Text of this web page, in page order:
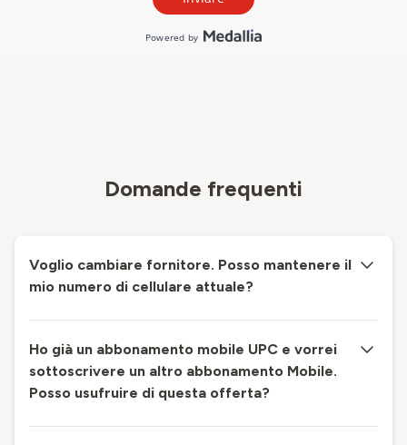
Domande frequenti
Voglio cambiare fornitore. Posso mantenere il
mio numero di cellulare attuale?
Ho già un abbonamento mobile UPC e vorrei
sottoscrivere un altro abbonamento Mobile.
Posso usufruire di questa offerta?